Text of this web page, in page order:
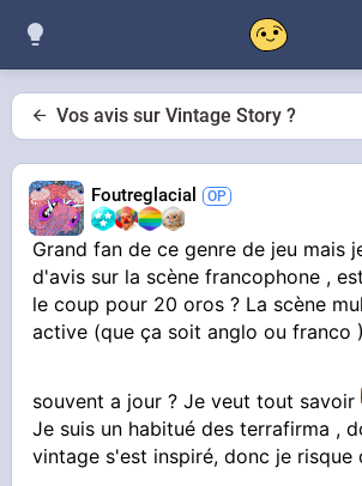
Vos avis sur Vintage Story ?
Foutreglacial
Grand fan de ce genre de jeu mais
d'avis sur la scène francophone ,
le coup pour 20 oros ? La scène
active (que ça soit anglo ou franco
souvent a jour ? Je veut tout savoir
Je suis un habitué des terrafirma ,
vintage s'est inspiré, donc je